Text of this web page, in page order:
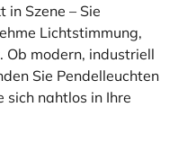
in Szene – Sie
Lichtstimmung,
Ob modern, industriell
Sie Pendelleuchten
sich nahtlos in Ihre